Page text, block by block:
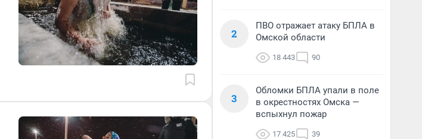
2
ПВО отражает атаку БПЛА в
Омской области
18 443 90
3
Обломки БПЛА упали в поле
в окрестностях Омска —
вспыхнул пожар
17 425 39